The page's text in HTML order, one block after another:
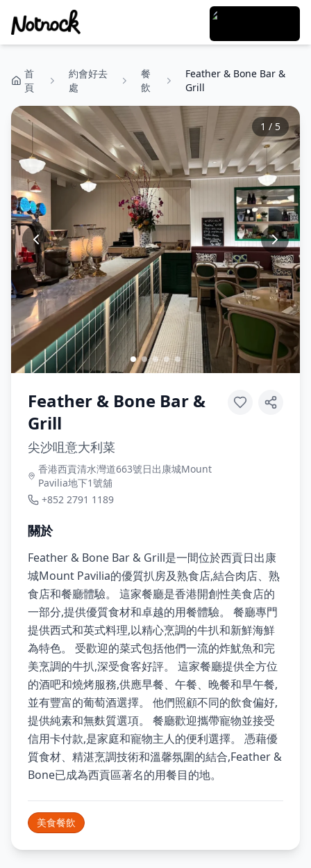
首
頁
約會好去
處
餐
飲
Feather & Bone Bar &
Grill
1 / 5
Feather & Bone Bar &
Grill
尖沙咀意大利菜
香港西貢清水灣道663號日出康城Mount
Pavilia地下1號舖
+852 2791 1189
關於
Feather & Bone Bar & Grill是一間位於西貢日出康
城Mount Pavilia的優質扒房及熟食店,結合肉店、熟
食店和餐廳體驗。 這家餐廳是香港開創性美食店的
一部分,提供優質食材和卓越的用餐體驗。 餐廳專門
提供西式和英式料理,以精心烹調的牛扒和新鮮海鮮
為特色。 受歡迎的菜式包括他們一流的炸魷魚和完
美烹調的牛扒,深受食客好評。 這家餐廳提供全方位
的酒吧和燒烤服務,供應早餐、午餐、晚餐和早午餐,
並有豐富的葡萄酒選擇。 他們照顧不同的飲食偏好,
提供純素和無麩質選項。 餐廳歡迎攜帶寵物並接受
信用卡付款,是家庭和寵物主人的便利選擇。 憑藉優
質食材、精湛烹調技術和溫馨氛圍的結合,Feather &
Bone已成為西貢區著名的用餐目的地。
美食餐飲